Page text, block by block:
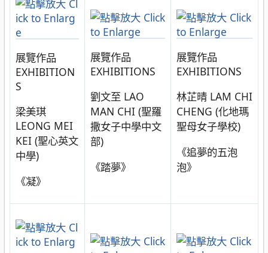
展覽作品
EXHIBITION
S
梁美琪
LEONG MEI
KEI (聖心英文
中學)
《凝》
展覽作品
EXHIBITIONS
劉文至 LAO
MAN CHI (聖羅
撒女子中學中文
部)
《踏夢》
展覽作品
EXHIBITIONS
林芷晴 LAM CHI
CHENG (化地瑪
聖母女子學校)
《追夢的五泡
泡》